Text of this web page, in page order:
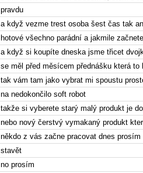
pravdu
a když vezme trest osoba šest čas tak
hotové všechno parádní a jakmile
a když si koupíte dneska jsme třicet
se měl před měsícem přednášku která to
tak vám tam jako vybrat mi spoustu
na nedokončilo soft robot
takže si vyberete starý malý produkt je
nebo nový čerstvý vymakaný produkt
někdo z vás začne pracovat dnes prosím
stavět
no prosím